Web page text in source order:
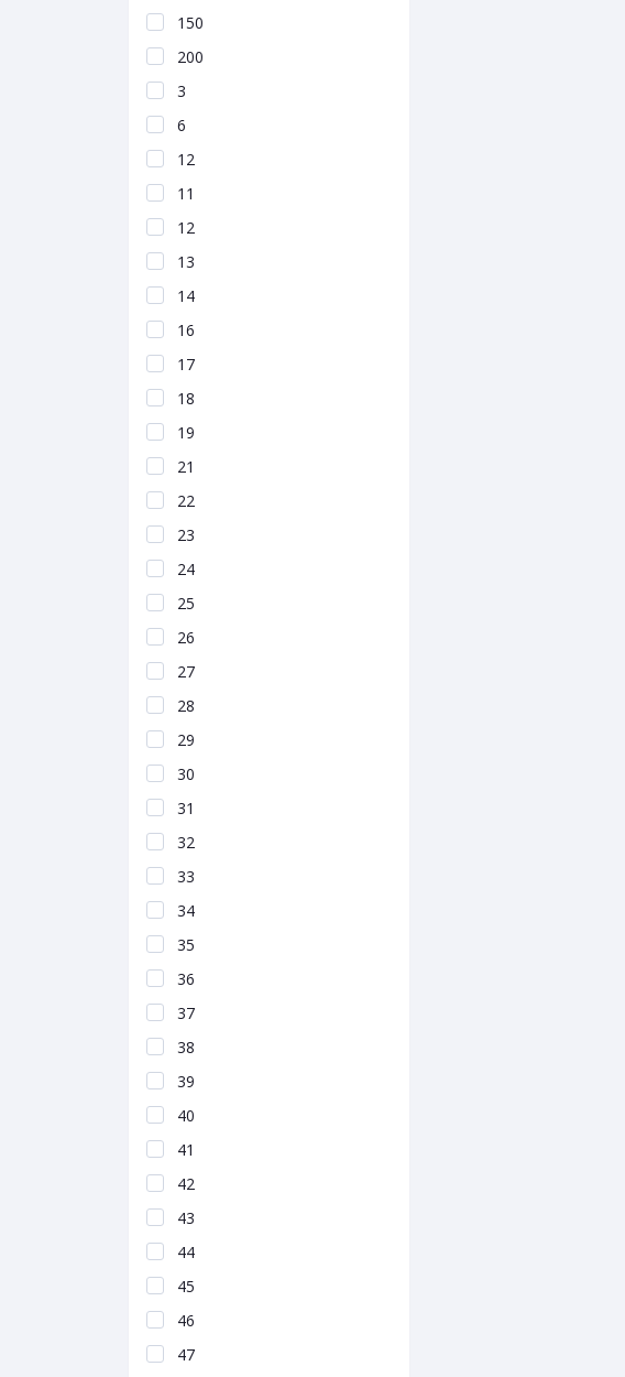
150
200
3
6
12
11
12
13
14
16
17
18
19
21
22
23
24
25
26
27
28
29
30
31
32
33
34
35
36
37
38
39
40
41
42
43
44
45
46
47